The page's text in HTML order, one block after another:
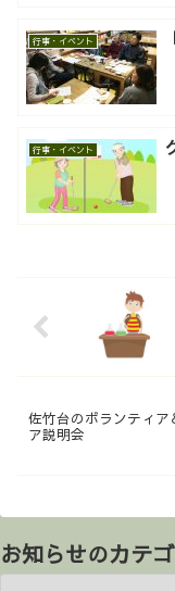
行事・イベント
行事・イベント
佐竹台のボランティア
ア説明会
お知らせのカテ